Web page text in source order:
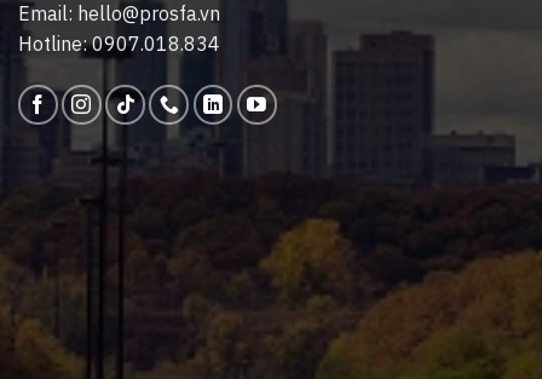
Email: hello@prosfa.vn
Hotline: 0907.018.834